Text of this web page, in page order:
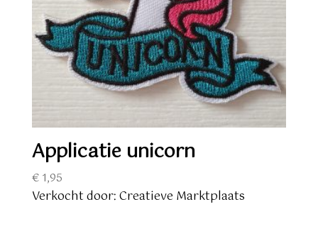
Applicatie unicorn
€1,95
Verkocht door: Creatieve Marktplaats